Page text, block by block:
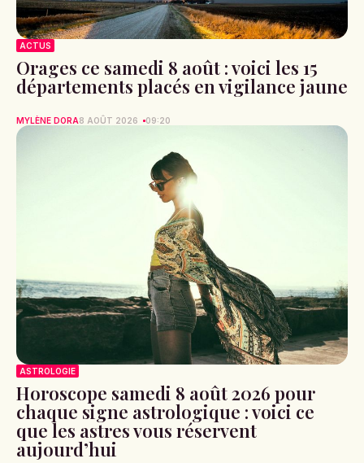
ACTUS
Orages ce samedi 8 août : voici les 15
départements placés en vigilance jaune
MYLÈNE DORA8 AOÛT 2026 09:20
ASTROLOGIE
Horoscope samedi 8 août 2026 pour
chaque signe astrologique : voici ce
que les astres vous réservent
aujourd’hui